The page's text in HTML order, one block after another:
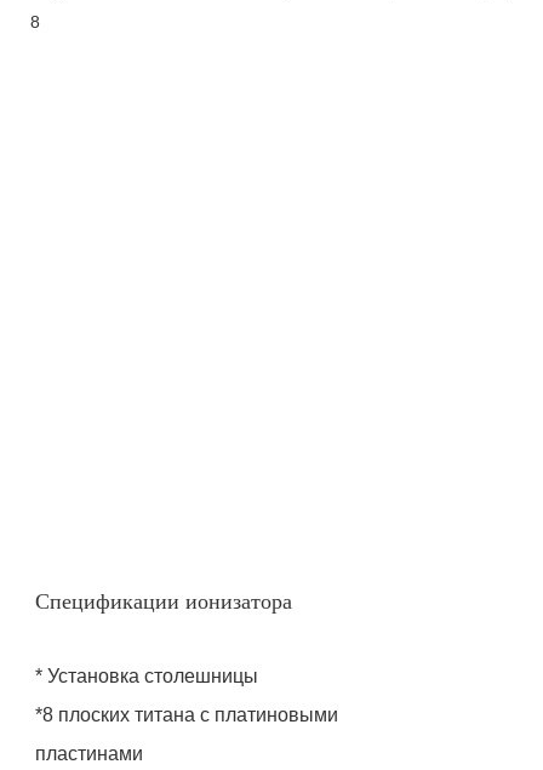
Спецификации ионизатора
* Установка столешницы
*8 плоских титана с платиновыми
пластинами